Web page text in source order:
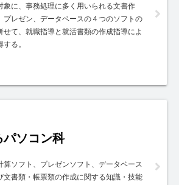
象に、事務処理に多く用いられる文書作
プレゼン、データベースの４つのソフトの
せて、就職指導と就活書類の作成指導によ
る。
パソコン科
算ソフト、プレゼンソフト、データベース
文書類・帳票類の作成に関する知識・技能